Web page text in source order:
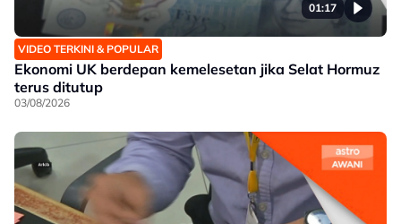
01:17
VIDEO TERKINI & POPULAR
Ekonomi UK berdepan kemelesetan jika Selat Hormuz
terus ditutup
03/08/2026